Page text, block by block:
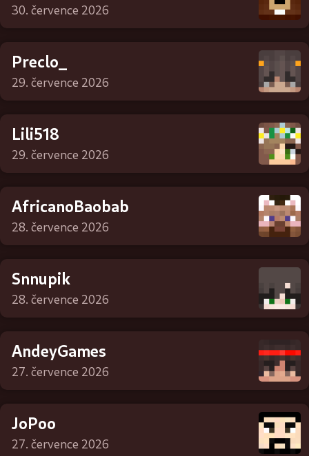
30. července 2026
Preclo_
29. července 2026
Lili518
29. července 2026
AfricanoBaobab
28. července 2026
Snnupik
28. července 2026
AndeyGames
27. července 2026
JoPoo
27. července 2026